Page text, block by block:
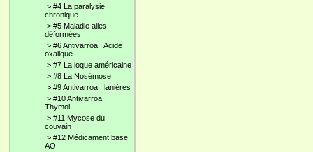
> #4 La paralysie
chronique
> #5 Maladie ailes
déformées
> #6 Antivarroa : Acide
oxalique
> #7 La loque américaine
> #8 La Nosémose
> #9 Antivarroa : lanières
> #10 Antivarroa :
Thymol
> #11 Mycose du
couvain
> #12 Médicament base
AO